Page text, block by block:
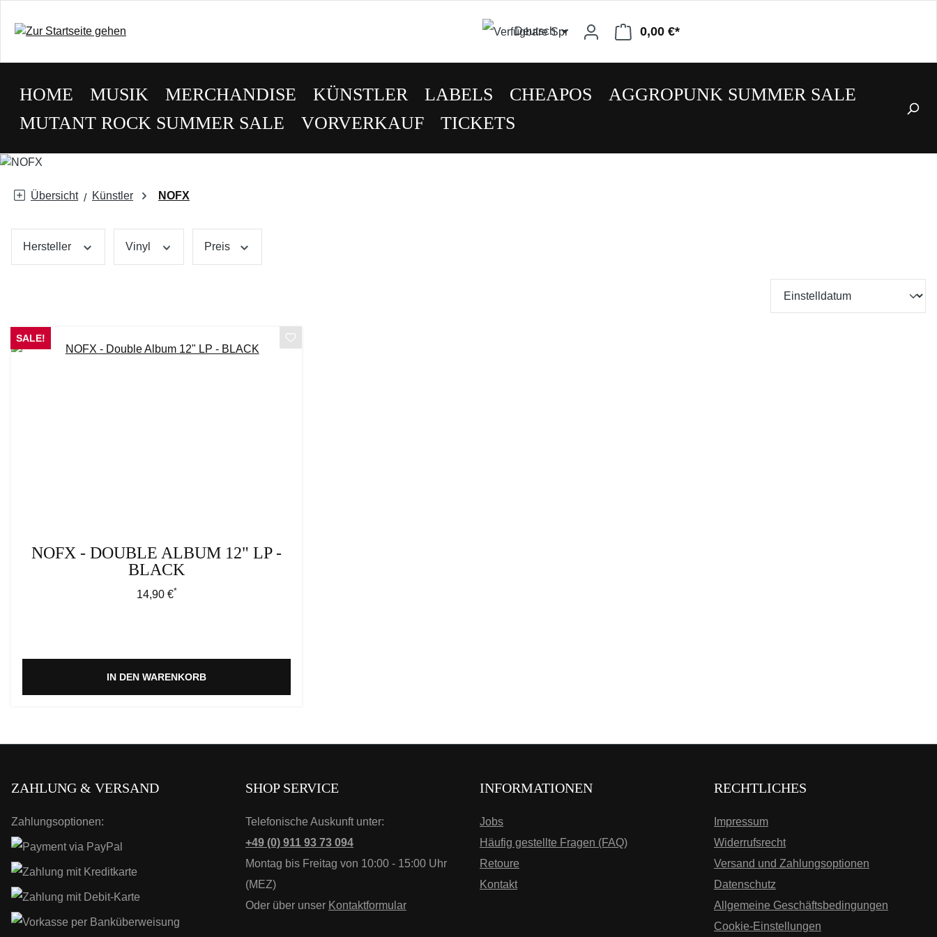
Deutsch 0,00 €*
HOME MUSIK MERCHANDISE KÜNSTLER LABELS CHEAPOS
AGGROPUNK SUMMER SALE
MUTANT ROCK SUMMER SALE
VORVERKAUF TICKETS
Übersicht Künstler NOFX
Hersteller Vinyl Preis
SALE!
NOFX - DOUBLE ALBUM 12" LP -
BLACK
Regulärer Preis:
14,90 €*
IN DEN WARENKORB
ZAHLUNG & VERSAND
Zahlungsoptionen:
SHOP SERVICE
Telefonische Auskunft unter:
+49 (0) 911 93 73 094
Montag bis Freitag von 10:00 - 15:00 Uhr
(MEZ)
Oder über unser Kontaktformular
INFORMATIONEN
Jobs
Häufig gestellte Fragen (FAQ)
Retoure
Kontakt
RECHTLICHES
Impressum
Widerrufsrecht
Versand und Zahlungsoptionen
Datenschutz
Allgemeine Geschäftsbedingungen
Cookie-Einstellungen